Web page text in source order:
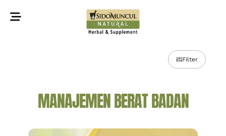
Filter
MANAJEMEN BERAT BADAN